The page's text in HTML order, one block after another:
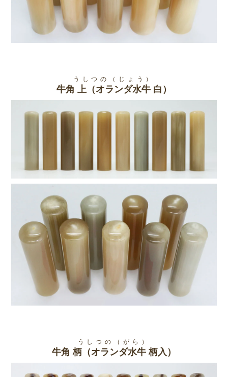
うしつの（じょう）
牛角 上（オランダ水牛 白）
うしつの（がら）
牛角 柄（オランダ水牛 柄入）